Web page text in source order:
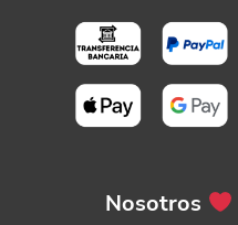
Nosotros